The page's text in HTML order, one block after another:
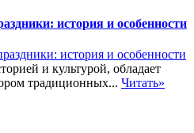
история и особенности
и культурой, обладает
традиционных... Читать»